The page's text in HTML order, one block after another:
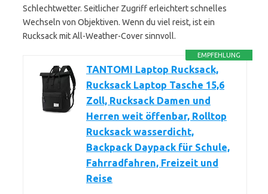
Schlechtwetter. Seitlicher Zugriff erleichtert schnelles
Wechseln von Objektiven. Wenn du viel reist, ist ein
Rucksack mit All-Weather-Cover sinnvoll.
EMPFEHLUNG
TANTOMI Laptop Rucksack,
Rucksack Laptop Tasche 15,6
Zoll, Rucksack Damen und
Herren weit öffenbar, Rolltop
Rucksack wasserdicht,
Backpack Daypack für Schule,
Fahrradfahren, Freizeit und
Reise